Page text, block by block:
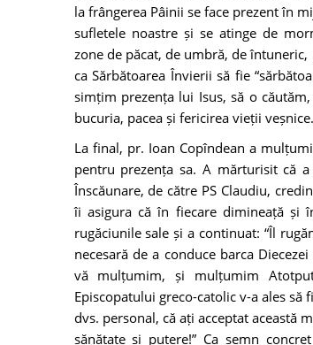
la frângerea Pâinii se face prezent în
sufletele noastre și se atinge de
zone de păcat, de umbră, de
ca Sărbătoarea Învierii să fie
simțim prezența lui Isus, să o
bucuria, pacea și fericirea vieții
La final, pr. Ioan Copîndean a
pentru prezența sa. A mărturisit că
Înscăunare, de către PS Claudiu,
îi asigura că în fiecare dimineață și
rugăciunile sale și a continuat: “Îl
necesară de a conduce barca
vă mulțumim, și mulțumim
Episcopatului greco-catolic v-a ales
dvs. personal, că ați acceptat această
sănătate și putere!” Ca semn